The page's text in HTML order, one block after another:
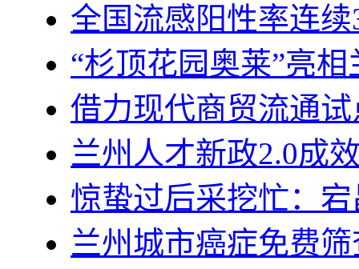
全国流感阳性率连
“杉顶花园奥莱”亮
借力现代商贸流通
兰州人才新政2.0成
惊蛰过后采挖忙：
兰州城市癌症免费